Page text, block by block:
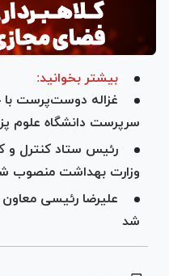
بیشتر بخوانید:
غزاله دوست‌پرست
سرپرست دانشگاه علوم
رئیس ستاد کنترل
وزارت بهداشت منصوب
علیرضا رئیسی
شد